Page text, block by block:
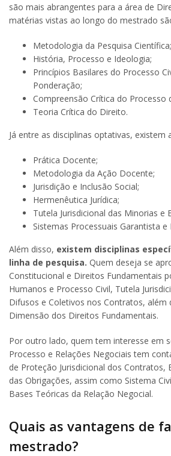
são mais abrangentes para a área de
matérias vistas ao longo do mestrado
Metodologia da Pesquisa Científica;
História, Processo e Ideologia;
Princípios Basilares do Processo
Ponderação;
Compreensão Crítica do Processo
Teoria Crítica do Direito.
Já entre as disciplinas optativas, existem
Prática Docente;
Metodologia da Ação Docente;
Jurisdição e Inclusão Social;
Hermenêutica Jurídica;
Tutela Jurisdicional das Minorias e
Sistemas Processuais Garantista e
Além disso, existem disciplinas
linha de pesquisa. Quem deseja se
Constitucional e Direitos Fundamentais
Humanos e Processo Civil, Tutela
Difusos e Coletivos nos Contratos, além
Dimensão dos Direitos Fundamentais.
Por outro lado, quem tem interesse em
Processo e Relações Negociais tem
de Proteção Jurisdicional dos Contratos,
das Obrigações, assim como Sistema
Bases Teóricas da Relação Negocial.
Quais as vantagens de
mestrado?